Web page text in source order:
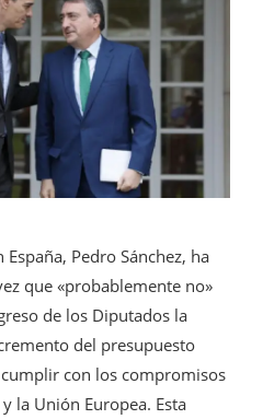
Pedro Sánchez, ha
que «probablemente no»
de los Diputados la
del presupuesto
con los compromisos
la Unión Europea. Esta